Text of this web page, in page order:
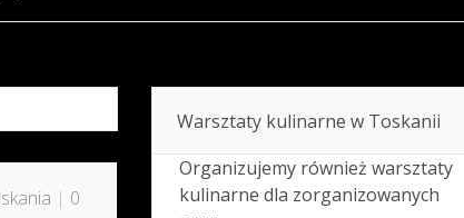
| 0
Warsztaty kulinarne w Toskanii
Organizujemy również warsztaty
kulinarne dla zorganizowanych